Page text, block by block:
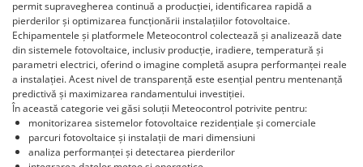
Invertoare on-grid Sungrow
Statii de reincarcare Sungrow
Victron Energy
MPPT
Accesorii Victron
Acumulatori Victron
Invertor Hibrid - Off Grid
HV
US
SMA
Sungrow
SBH
SBR battery
SBS
Cabluri aluminiu coaxial
bransament
Cabluri aluminiu nearmat
Cabluri aluminiu tip Enel
Cabluri aluminiu torsadat/aerian
Cabluri energie joasa tensiune -
cupru
Cabluri cupru armat
Cutie ABS modulara
Doze
Doze aparat
Jgheaburi
Jgheab metalic perforat
Jgheab tip sarma
Tablou metalic
Intrerupatoare automate
AFDD
Intrerupatoare automate de putere
Intrerupatoare automate
diferentiale
Intrerupatoare automate modulare
Separator sarcina
Relee
Aplica LED
Corpuri solare
Corpuri solare decorative
Iluminat festiv
Instalatii sarbatori
Lanterne
Stalpi de iluminat
permit supravegherea continuă a producției, identificarea rapidă a
pierderilor și optimizarea funcționării instalațiilor fotovoltaice.
Echipamentele și platformele Meteocontrol colectează și analizează date
din sistemele fotovoltaice, inclusiv producție, iradiere, temperatură și
parametri electrici, oferind o imagine completă asupra performanței reale
a instalației. Acest nivel de transparență este esențial pentru mentenanță
predictivă și maximizarea randamentului investiției.
În această categorie vei găsi soluții Meteocontrol potrivite pentru:
monitorizarea sistemelor fotovoltaice rezidențiale și comerciale
parcuri fotovoltaice și instalații de mari dimensiuni
analiza performanței și detectarea pierderilor